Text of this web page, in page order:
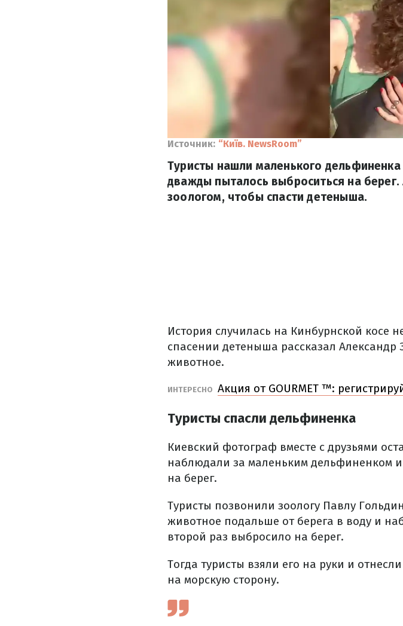
Источник: “Київ. NewsRoom”
Туристы нашли маленького
дважды пыталось выброситься на
зоологом, чтобы спасти детеныша.
История случилась на Кинбурнской косе
спасении детеныша рассказал Александр
животное.
ИНТЕРЕСНО Акция от GOURMET ™:
Туристы спасли дельфиненка
Киевский фотограф вместе с друзьями
наблюдали за маленьким дельфиненком
на берег.
Туристы позвонили зоологу Павлу
животное подальше от берега в воду и
второй раз выбросило на берег.
Тогда туристы взяли его на руки и
на морскую сторону.